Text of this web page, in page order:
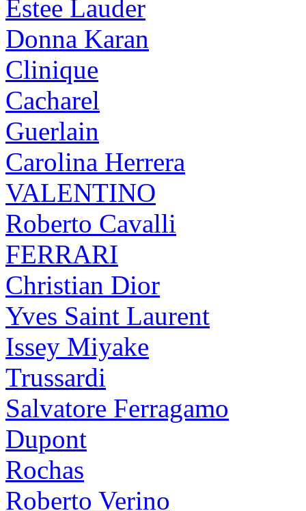
Estee Lauder
Donna Karan
Clinique
Cacharel
Guerlain
Carolina Herrera
VALENTINO
Roberto Cavalli
FERRARI
Christian Dior
Yves Saint Laurent
Issey Miyake
Trussardi
Salvatore Ferragamo
Dupont
Rochas
Roberto Verino